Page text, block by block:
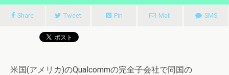
Share Tweet Pin Mail SMS
米国(アメリカ)のQualcommの完全子会社で同国の